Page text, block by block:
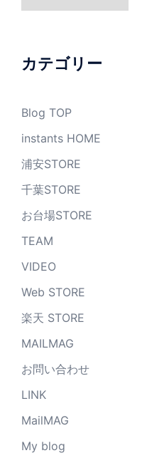
ブ
カテゴリー
Blog TOP
instants HOME
浦安STORE
千葉STORE
お台場STORE
TEAM
VIDEO
Web STORE
楽天 STORE
MAILMAG
お問い合わせ
LINK
MailMAG
My blog